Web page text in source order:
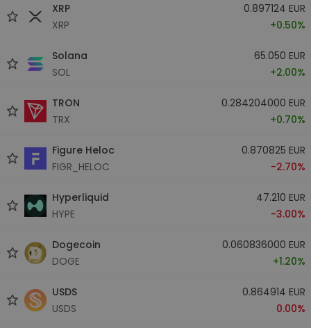
XRP
XRP
0.897124 EUR
+0.50%
Solana
SOL
65.050 EUR
+2.00%
TRON
TRX
0.284204000 EUR
+0.70%
Figure Heloc
FIGR_HELOC
0.870825 EUR
-2.70%
Hyperliquid
HYPE
47.210 EUR
-3.00%
Dogecoin
DOGE
0.060836000 EUR
+1.20%
USDS
USDS
0.864914 EUR
0.00%